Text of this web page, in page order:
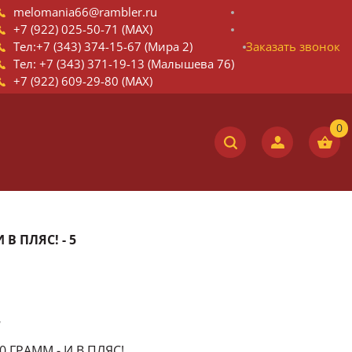
melomania66@rambler.ru
+7 (922) 025-50-71 (MAX)
Тел:+7 (343) 374-15-67 (Мира 2)
Тел: +7 (343) 371-19-13 (Малышева 76)
+7 (922) 609-29-80 (MAX)
Заказать звонок
В ПЛЯС! - 5